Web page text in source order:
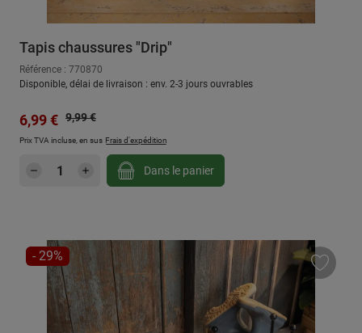
Tapis chaussures "Drip"
Référence : 770870
Disponible, délai de livraison : env. 2-3 jours ouvrables
Prix de vente :
6,99 € Prix régulier :
9,99 €
Prix TVA incluse, en sus Frais d'expédition
Quantité de produit : Entrez la quantité
Dans le panier
RÉDUCTION
- 29%